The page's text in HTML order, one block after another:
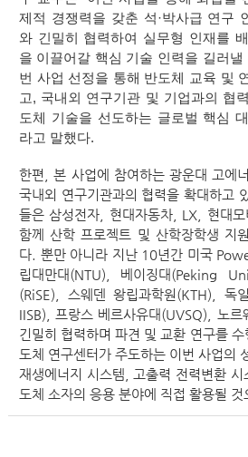
제적 경쟁력을 갖춘 석·박사급 연구
와 긴밀히 협력하여 실무형 인재를
을 이끌어갈 핵심 기술 인력을 길러낼
번 사업 선정을 통해 반도체 교육 및
고, 국내외 연구기관 및 기업과의 협
도체 기술을 선도하는 글로벌 핵심
라고 말했다.
한편 ,본 사업에 참여하는 광운대 고에
국내외 연구기관과의 협력을 확대하고
들은 삼성전자
현대자동차, LX, 현대모
함께 산학 프로젝트 및 산학장학생 지
다. 뿐만 아니라 지난 10년간 미국
립대만대(NTU), 베이징대(Peking
(RiSE), 스웨덴 왕립과학원 (KTH), 독
IISB), 프랑스 베르사유대(UVSQ), 노르
긴밀히 협력하며 파견 및 교환 연구를 수
도체 연구센터가 주도하는 이번 사업의
재생에너지 시스템
고출력 전력변환
도체 소자의 응용 분야에 직접 활용될 것